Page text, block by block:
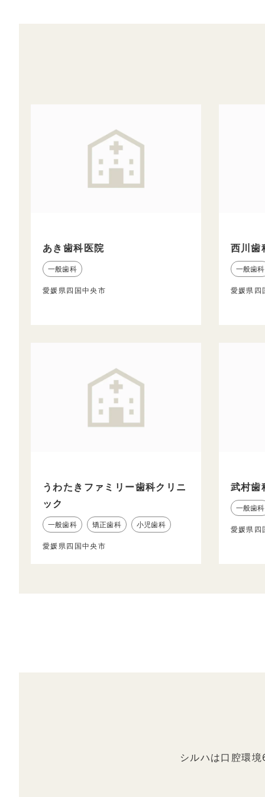
あき歯科医院
一般歯科
愛媛県四国中央市
西川歯
一般歯科
愛媛県四
うわたきファミリー歯科クリニ
ック
一般歯科 矯正歯科 小児歯科
愛媛県四国中央市
武村歯
一般歯科
愛媛県四
シルハは口腔環